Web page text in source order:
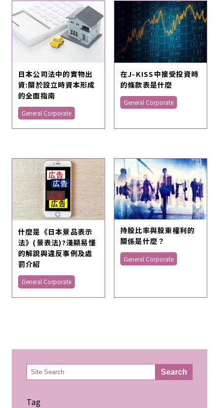
日本公司法中的實物出
資:關於設立時資本形成
的全面指南
General Corporate
在J-KISS中接受投資時
的條款表是什麼
General Corporate
什麼是《日本景品表示
法》(景表法)?淺顯易懂
的解說與違反事例及處
罰介紹
General Corporate
持股比率與股東權利的
關係是什麼？
General Corporate
検
索 Search
Tag